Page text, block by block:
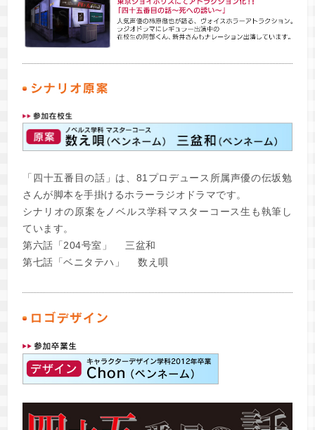
「四十五番目の話」は、81プロデュース所属声優の伝坂勉
さんが脚本を手掛けるホラーラジオドラマです。
シナリオの原案をノベルス学科マスターコース生も執筆し
ています。
第六話「204号室」 三盆和
第七話「ベニタテハ」 数え唄